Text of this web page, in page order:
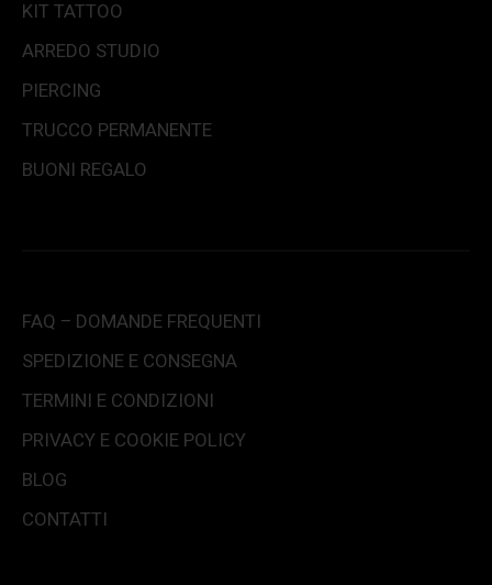
KIT TATTOO
ARREDO STUDIO
PIERCING
TRUCCO PERMANENTE
BUONI REGALO
FAQ – DOMANDE FREQUENTI
SPEDIZIONE E CONSEGNA
TERMINI E CONDIZIONI
PRIVACY E COOKIE POLICY
BLOG
CONTATTI